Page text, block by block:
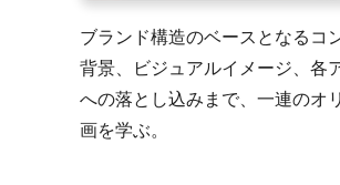
ブランド構造のベースとなるコ
背景、ビジュアルイメージ、各
への落とし込みまで、一連のオ
画を学ぶ。